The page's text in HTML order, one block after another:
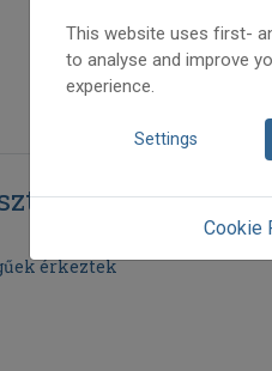
érkeztek
This website uses first-
to analyse and improve
experience.
Settings
Cookie